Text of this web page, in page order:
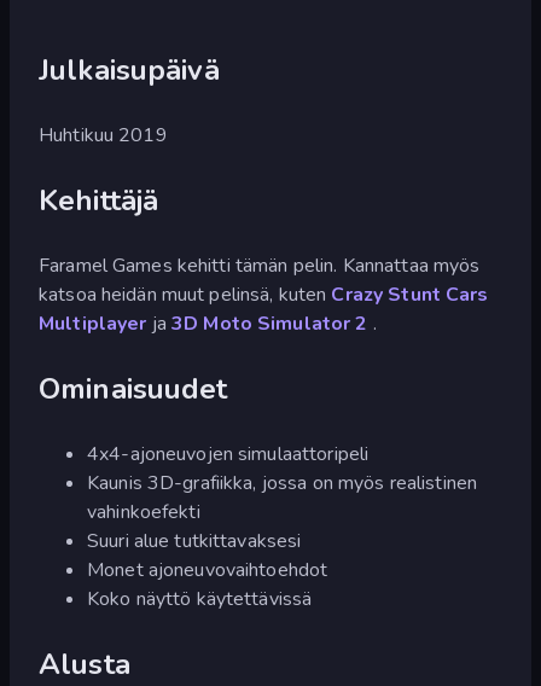
Julkaisupäivä
Huhtikuu 2019
Kehittäjä
Faramel Games kehitti tämän pelin. Kannattaa myös
katsoa heidän muut pelinsä, kuten Crazy Stunt Cars
Multiplayer ja 3D Moto Simulator 2 .
Ominaisuudet
4x4-ajoneuvojen simulaattoripeli
Kaunis 3D-grafiikka, jossa on myös realistinen
vahinkoefekti
Suuri alue tutkittavaksesi
Monet ajoneuvovaihtoehdot
Koko näyttö käytettävissä
Alusta